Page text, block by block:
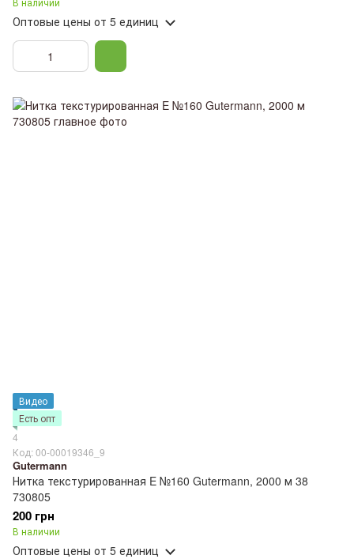
Оптовые цены от 5 единиц
Видео
Есть опт
4
Код: 00-00019346_9
Gutermann
Нитка текстурированная E №160 Gutermann, 2000 м 38
730805
200 грн
В наличии
Оптовые цены от 5 единиц